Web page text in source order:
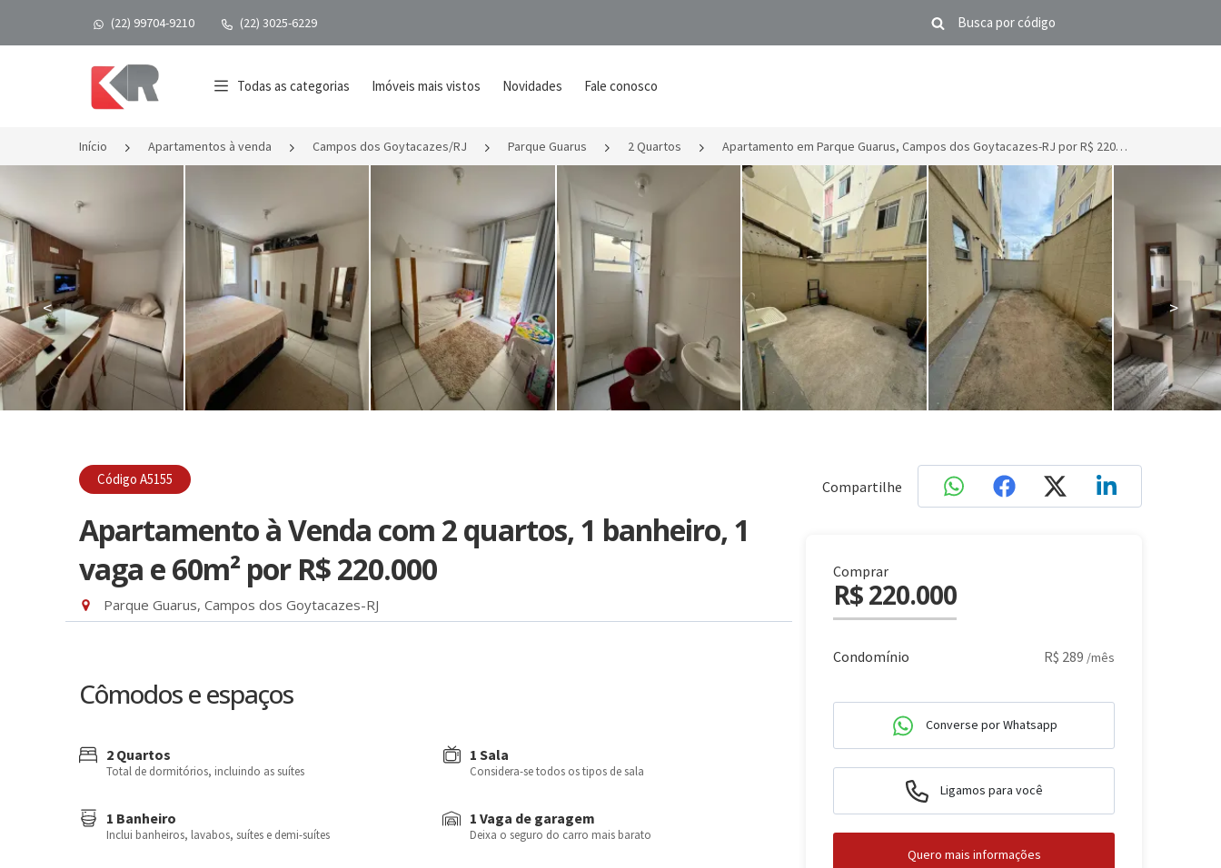
(22) 99704-9210 (22) 3025-6229
Página inicial
Todas as categorias Imóveis mais vistos Novidades Fale conosco
Início Apartamentos à venda Campos dos Goytacazes/RJ Parque Guarus 2 Quartos Apartamento em Parque Guarus, Campos dos Goytacazes-RJ por R$ 220.000
< >
Código A5155
Apartamento à Venda com 2 quartos, 1 banheiro, 1
vaga e 60m² por R$ 220.000
Parque Guarus, Campos dos Goytacazes-RJ
Cômodos e espaços
2 Quartos
Total de dormitórios, incluindo as suítes
1 Sala
Considera-se todos os tipos de sala
1 Banheiro
Inclui banheiros, lavabos, suítes e demi-suítes
1 Vaga de garagem
Deixa o seguro do carro mais barato
Compartilhe
Comprar
R$ 220.000
Condomínio R$ 289 /mês
Converse por Whatsapp
Ligamos para você
Quero mais informações